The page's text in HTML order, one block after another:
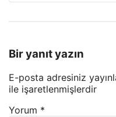
Bir yanıt yazın
E-posta adresiniz
ile işaretlenmişlerdir
Yorum *